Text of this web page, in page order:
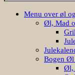
Menu over øl
Øl, Mad
Bogen Øl
Øl,